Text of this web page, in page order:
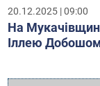
20.12.2025 | 09:00
На
Іллею